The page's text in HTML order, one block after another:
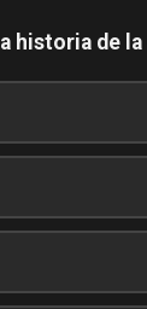
historia de la